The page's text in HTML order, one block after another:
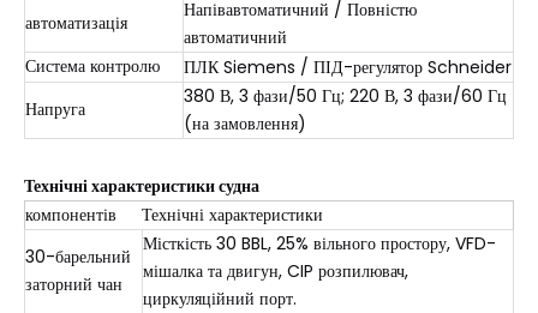
автоматизація
Напівавтоматичний / Повністю
автоматичний
Система контролю
ПЛК Siemens / ПІД-регулятор Schneider
Напруга
380 В, 3 фази/50 Гц; 220 В, 3 фази/60 Гц
(на замовлення)
Технічні характеристики судна
компонентів
Технічні характеристики
30-барельний
заторний чан
Місткість 30 BBL, 25% вільного простору, VFD-
мішалка та двигун, CIP розпилювач,
циркуляційний порт.